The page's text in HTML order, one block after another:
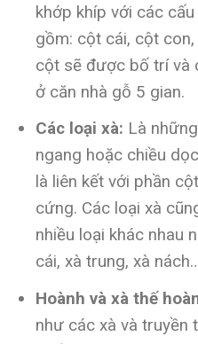
khớp khíp với các
gồm: cột cái, cột
cột sẽ được bố trí và
ở căn nhà gỗ 5 gian.
Các loại xà: Là
ngang hoặc chiều
là liên kết với phần
cứng. Các loại xà
nhiều loại khác nhau
cái, xà trung, xà
Hoành và xà thế
như các xà và truyền